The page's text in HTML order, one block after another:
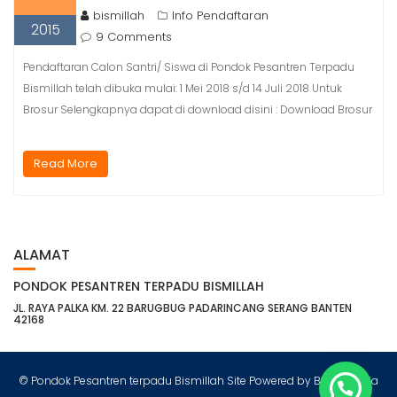
2015
bismillah
Info Pendaftaran
9 Comments
Pendaftaran Calon Santri/ Siswa di Pondok Pesantren Terpadu
Bismillah telah dibuka mulai: 1 Mei 2018 s/d 14 Juli 2018 Untuk
Brosur Selengkapnya dapat di download disini : Download Brosur
Read More
ALAMAT
PONDOK PESANTREN TERPADU BISMILLAH
JL. RAYA PALKA KM. 22 BARUGBUG PADARINCANG SERANG BANTEN
42168
© Pondok Pesantren terpadu Bismillah Site Powered by Bismimedia